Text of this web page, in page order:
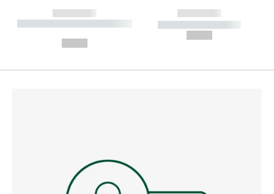
------------
----------- ----------- --------
------------
----------- -----------